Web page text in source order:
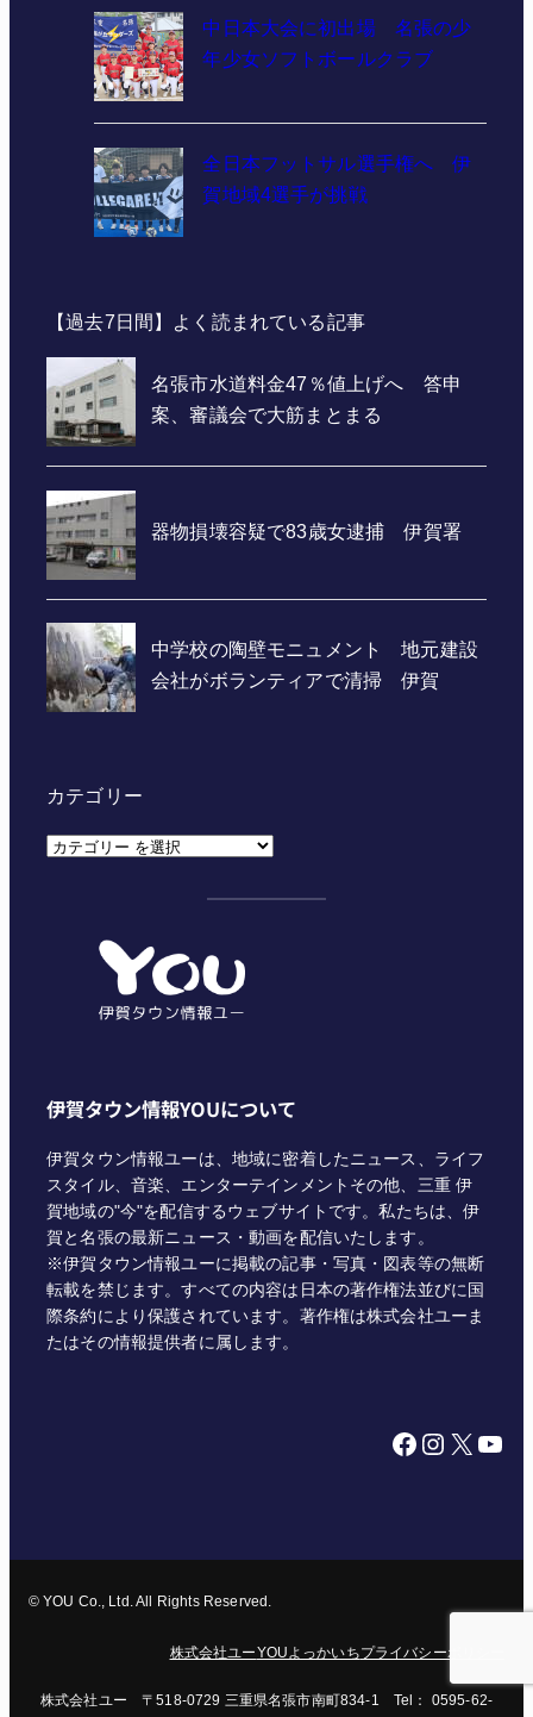
中日本大会に初出場 名張の少
年少女ソフトボールクラブ
全日本フットサル選手権へ 伊
賀地域4選手が挑戦
【過去7日間】よく読まれている記事
カテゴリー
カ
伊賀タウン情報YOUについて
伊賀タウン情報ユーは、地域に密着したニュース、ライフ
スタイル、音楽、エンターテインメントその他、三重 伊
賀地域の"今"を配信するウェブサイトです。私たちは、伊
賀と名張の最新ニュース・動画を配信いたします。
※伊賀タウン情報ユーに掲載の記事・写真・図表等の無断
転載を禁じます。すべての内容は日本の著作権法並びに国
際条約により保護されています。著作権は株式会社ユーま
たはその情報提供者に属します。
Facebook Instagram X YouTube
© YOU Co., Ltd. All Rights Reserved.
株式会社ユーYOUよっかいちプライバシーポリシー
株式会社ユー 〒518-0729 三重県名張市南町834-1 Tel： 0595-62-